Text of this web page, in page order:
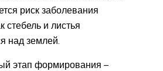
риск заболевания
стебель и листья
над землей.
этап формирования –